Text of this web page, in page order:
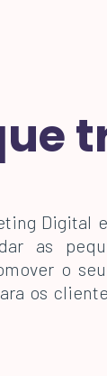
Digital
as
o
os